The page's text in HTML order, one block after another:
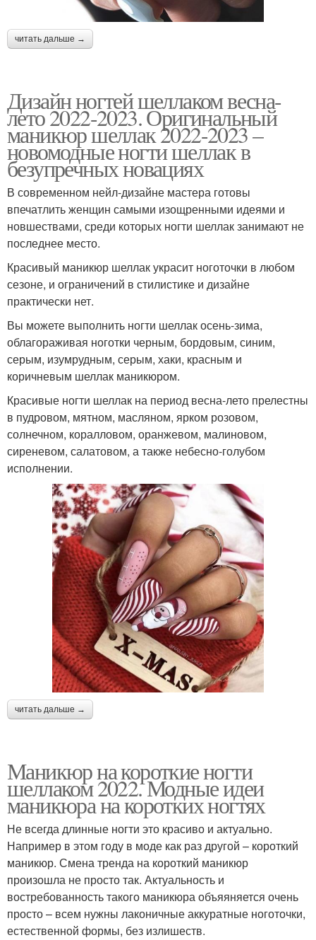
читать дальше →
Дизайн ногтей шеллаком весна-
лето 2022-2023. Оригинальный
маникюр шеллак 2022-2023 –
новомодные ногти шеллак в
безупречных новациях
В современном нейл-дизайне мастера готовы
впечатлить женщин самыми изощренными идеями и
новшествами, среди которых ногти шеллак занимают не
последнее место.
Красивый маникюр шеллак украсит ноготочки в любом
сезоне, и ограничений в стилистике и дизайне
практически нет.
Вы можете выполнить ногти шеллак осень-зима,
облагораживая ноготки черным, бордовым, синим,
серым, изумрудным, серым, хаки, красным и
коричневым шеллак маникюром.
Красивые ногти шеллак на период весна-лето прелестны
в пудровом, мятном, масляном, ярком розовом,
солнечном, коралловом, оранжевом, малиновом,
сиреневом, салатовом, а также небесно-голубом
исполнении.
читать дальше →
Маникюр на короткие ногти
шеллаком 2022. Модные идеи
маникюра на коротких ногтях
Не всегда длинные ногти это красиво и актуально.
Например в этом году в моде как раз другой – короткий
маникюр. Смена тренда на короткий маникюр
произошла не просто так. Актуальность и
востребованность такого маникюра объяяняется очень
просто – всем нужны лаконичные аккуратные ноготочки,
естественной формы, без излишеств.